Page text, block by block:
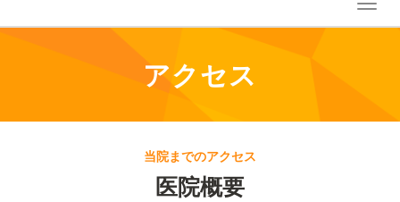
アクセス
当院までのアクセス
医院概要